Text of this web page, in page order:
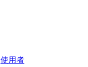
使用者